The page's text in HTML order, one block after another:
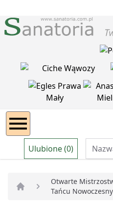
Ulubione (0)
Strona główna
Otwarte
Tańcu